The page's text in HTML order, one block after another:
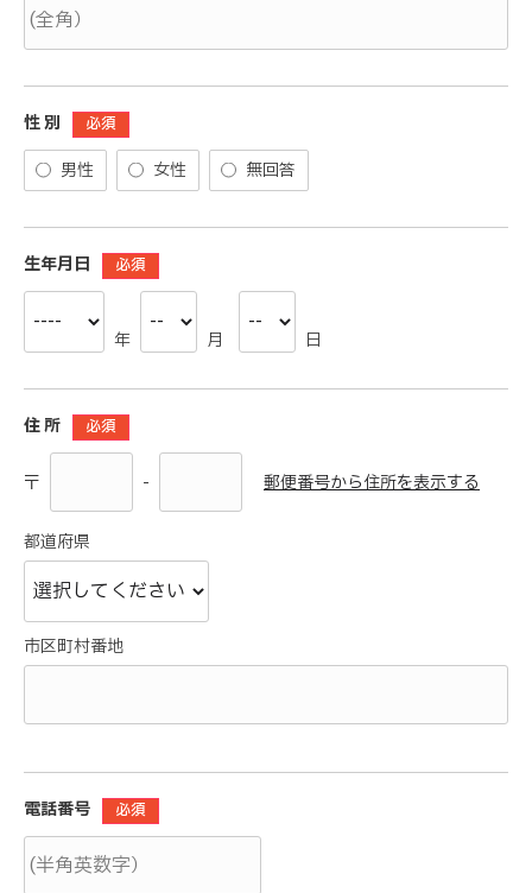
性 別 必須
男性 女性 無回答
生年月日 必須
年 月 日
住 所 必須
〒 - 郵便番号から住所を表示する
都道府県
市区町村番地
電話番号 必須